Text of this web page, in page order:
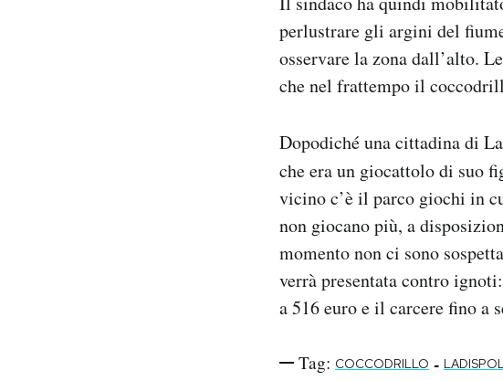
perlustrare gli argini del
osservare la zona dall’alto.
che nel frattempo il
Dopodiché una cittadina di
che era un giocattolo di suo
vicino c’è il parco giochi in
non giocano più, a
momento non ci sono
verrà presentata contro
a 516 euro e il carcere fino a
Tag: COCCODRILLO -